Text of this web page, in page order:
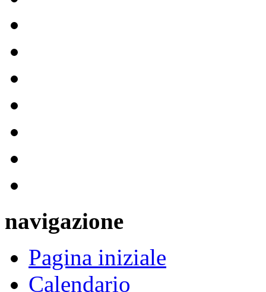
navigazione
Pagina iniziale
Calendario